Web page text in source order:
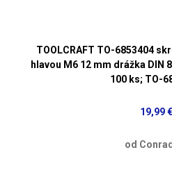
TOOLCRAFT TO-6853404
hlavou M6 12 mm drážka DIN
100 ks; TO-
19,99 €
od